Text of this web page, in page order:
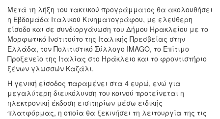
Μετά τη λήξη του τακτικού προγράμματος θα ακολουθήσει
η Εβδομάδα Ιταλικού Κινηματογράφου, με ελεύθερη
είσοδο και σε συνδιοργάνωση του Δήμου Ηρακλείου με το
Μορφωτικό Ινστιτούτο της Ιταλικής Πρεσβείας στην
Ελλάδα, τον Πολιτιστικό Σύλλογο IMAGO, το Επίτιμο
Προξενείο της Ιταλίας στο Ηράκλειο και το φροντιστήριο
ξένων γλωσσών Καζάλι.
Η γενική είσοδος παραμένει στα 4 ευρώ, ενώ για
μεγαλύτερη διευκόλυνση του κοινού προτείνεται η
ηλεκτρονική έκδοση εισιτηρίων μέσω ειδικής
πλατφόρμας, η οποία θα ξεκινήσει τη λειτουργία της τις